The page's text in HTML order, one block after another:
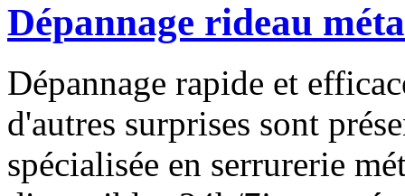
Dépannage rideau
Dépannage rapide et
d'autres surprises sont
spécialisée en serrurerie